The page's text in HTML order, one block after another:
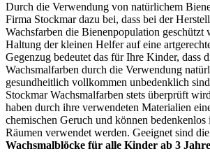
Durch die Verwendung von natürlichem
Firma Stockmar dazu bei, dass bei der
Wachsfarben die Bienenpopulation geschützt
Haltung der kleinen Helfer auf eine
Gegenzug bedeutet das für Ihre Kinder, dass
Wachsmalfarben durch die Verwendung
gesundheitlich vollkommen unbedenklich
Stockmar Wachsmalfarben stets überprüft
haben durch ihre verwendeten Materialien
chemischen Geruch und können bedenkenlos
Räumen verwendet werden. Geeignet sind die
Wachsmalblöcke für alle Kinder ab 3